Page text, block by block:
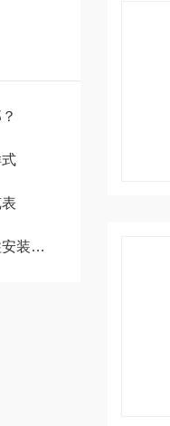
步骤